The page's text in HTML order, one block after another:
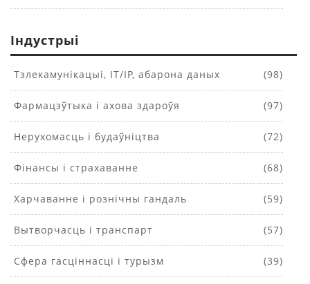
Індустрыі
Тэлекамунікацыі, IT/IP, абарона даных (98)
Фармацэўтыка і ахова здароўя (97)
Нерухомасць і будаўніцтва (72)
Фінансы і страхаванне (68)
Харчаванне і рознічны гандаль (59)
Вытворчасць і транспарт (57)
Сфера гасціннасці і турызм (39)